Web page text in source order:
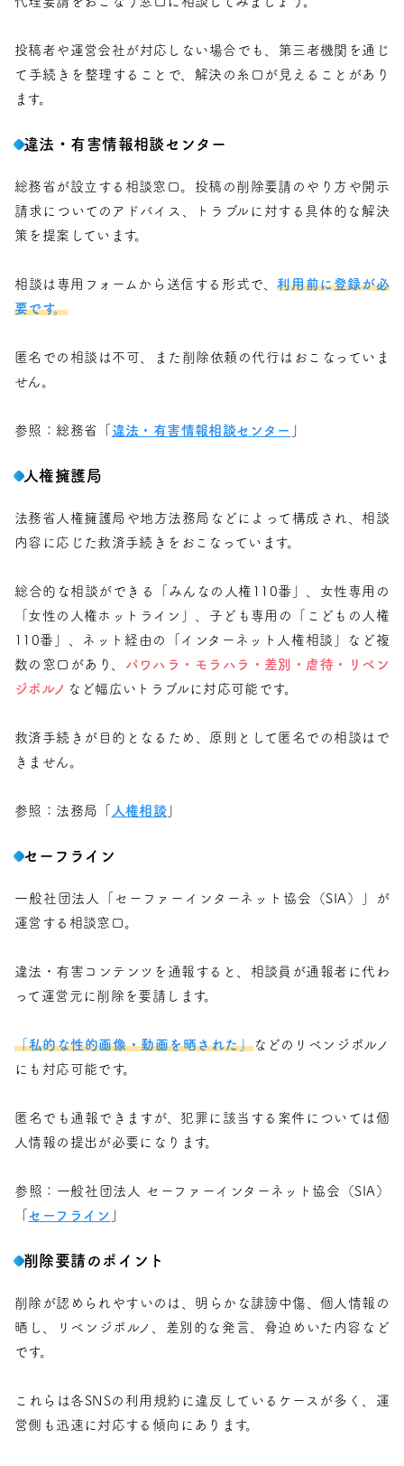
投稿者や運営会社が対応しない場合でも、第三者機関を通じ
て手続きを整理することで、解決の糸口が見えることがあり
ます。
違法・有害情報相談センター
総務省が設立する相談窓口。投稿の削除要請のやり方や開示
請求についてのアドバイス、トラブルに対する具体的な解決
策を提案しています。
相談は専用フォームから送信する形式で、利用前に登録が必
要です。
匿名での相談は不可、また削除依頼の代行はおこなっていま
せん。
参照：総務省「 違法・有害情報相談センター
人権擁護局
法務省人権擁護局や地方法務局などによって構成され、相談
内容に応じた救済手続きをおこなっています。
総合的な相談ができる「みんなの人権110番」、女性専用の
「女性の人権ホットライン」、子ども専用の「こどもの人権
110番」、ネット経由の「インターネット人権相談」など複
数の窓口があり、 パワハラ・モラハラ・差別・虐待・リベン
ジポルノ など幅広いトラブルに対応可能です。
救済手続きが目的となるため、原則として匿名での相談はで
きません。
参照：法務局「 人権相談
セーフライン
一般社団法人「セーファーインターネット協会（SIA）」が
運営する相談窓口。
違法・有害コンテンツを通報すると、相談員が通報者に代わ
って運営元に削除を要請します。
「私的な性的画像・動画を晒された」などのリベンジポルノ
にも対応可能です。
匿名でも通報できますが、犯罪に該当する案件については個
人情報の提出が必要になります。
参照：一般社団法人 セーファーインターネット協会（SIA）
セーフライン
削除要請のポイント
削除が認められやすいのは、明らかな誹謗中傷、個人情報の
晒し、リベンジポルノ、差別的な発言、脅迫めいた内容など
です。
これらは各SNSの利用規約に違反しているケースが多く、運
営側も迅速に対応する傾向にあります。